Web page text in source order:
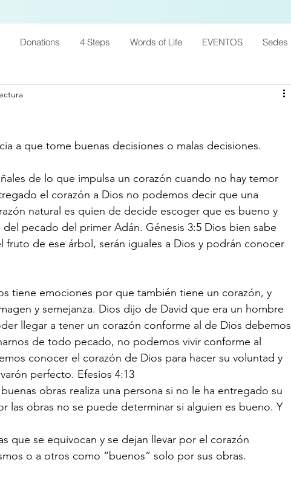
a que tome buenas decisiones o malas decisiones.
de lo que impulsa un corazón cuando no hay temor
el corazón a Dios no podemos decir que una
natural es quien de decide escoger que es bueno y
pecado del primer Adán. Génesis 3:5 Dios bien sabe
fruto de ese árbol, serán iguales a Dios y podrán conocer
tiene emociones por que también tiene un corazón, y
y semejanza. Dios dijo de David que era un hombre
llegar a tener un corazón conforme al de Dios debemos
de todo pecado, no podemos vivir conforme al
conocer el corazón de Dios para hacer su voluntad y
perfecto. Efesios 4:13
obras realiza una persona si no le ha entregado su
las obras no se puede determinar si alguien es bueno. Y
que se equivocan y se dejan llevar por el corazón
o a otros como “buenos” solo por sus obras.
Donations 4 Steps Words of Life EVENTOS Sedes